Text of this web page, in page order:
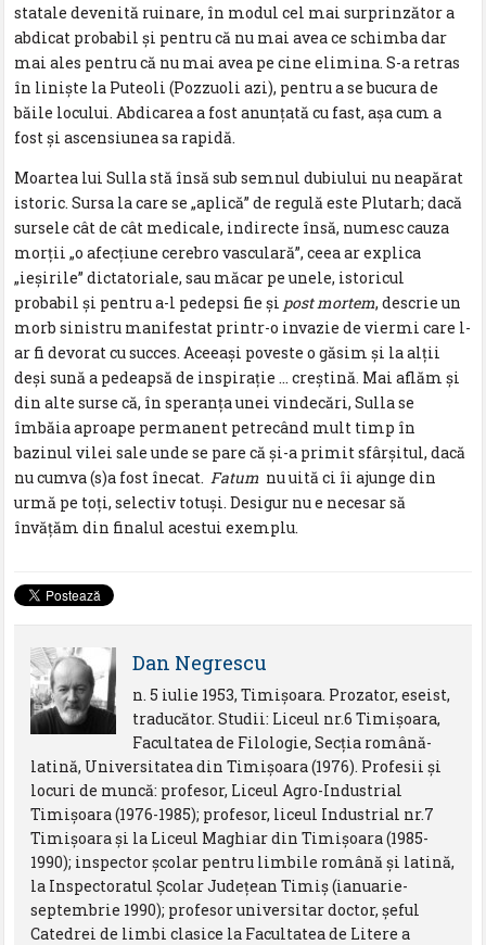
statale devenită ruinare, în modul cel mai surprinzător a
abdicat probabil și pentru că nu mai avea ce schimba dar
mai ales pentru că nu mai avea pe cine elimina. S-a retras
în liniște la Puteoli (Pozzuoli azi), pentru a se bucura de
băile locului. Abdicarea a fost anunțată cu fast, așa cum a
fost și ascensiunea sa rapidă.
Moartea lui Sulla stă însă sub semnul dubiului nu neapărat
istoric. Sursa la care se „aplică” de regulă este Plutarh; dacă
sursele cât de cât medicale, indirecte însă, numesc cauza
morții „o afecțiune cerebro vasculară”, ceea ar explica
„ieșirile” dictatoriale, sau măcar pe unele, istoricul
probabil și pentru a-l pedepsi fie și post mortem, descrie un
morb sinistru manifestat printr-o invazie de viermi care l-
ar fi devorat cu succes. Aceeași poveste o găsim și la alții
deși sună a pedeapsă de inspirație … creștină. Mai aflăm și
din alte surse că, în speranța unei vindecări, Sulla se
îmbăia aproape permanent petrecând mult timp în
bazinul vilei sale unde se pare că și-a primit sfârșitul, dacă
nu cumva (s)a fost înecat. Fatum nu uită ci îi ajunge din
urmă pe toți, selectiv totuși. Desigur nu e necesar să
învățăm din finalul acestui exemplu.
Dan Negrescu
n. 5 iulie 1953, Timişoara. Prozator, eseist,
traducător. Studii: Liceul nr.6 Timişoara,
Facultatea de Filologie, Secţia română-
latină, Universitatea din Timişoara (1976). Profesii şi
locuri de muncă: profesor, Liceul Agro-Industrial
Timişoara (1976-1985); profesor, liceul Industrial nr.7
Timişoara şi la Liceul Maghiar din Timişoara (1985-
1990); inspector şcolar pentru limbile română şi latină,
la Inspectoratul Şcolar Judeţean Timiş (ianuarie-
septembrie 1990); profesor universitar doctor, şeful
Catedrei de limbi clasice la Facultatea de Litere a